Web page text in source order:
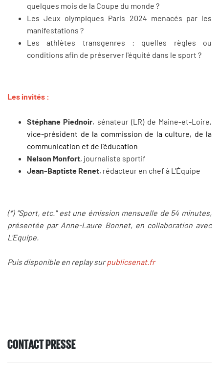
quelques mois de la Coupe du monde ?
Les Jeux olympiques Paris 2024 menacés par les
manifestations ?
Les athlètes transgenres : quelles règles ou
conditions afin de préserver l'équité dans le sport ?
Les invités :
Stéphane Piednoir, sénateur (LR) de Maine-et-Loire,
vice-président de la commission de la culture, de la
communication et de l’éducation
Nelson Monfort, journaliste sportif
Jean-Baptiste Renet, rédacteur en chef à L'Équipe
(*) "Sport, etc." est une émission mensuelle de 54 minutes,
présentée par Anne-Laure Bonnet, en collaboration avec
L'Equipe.
Puis disponible en replay sur publicsenat.fr
CONTACT PRESSE